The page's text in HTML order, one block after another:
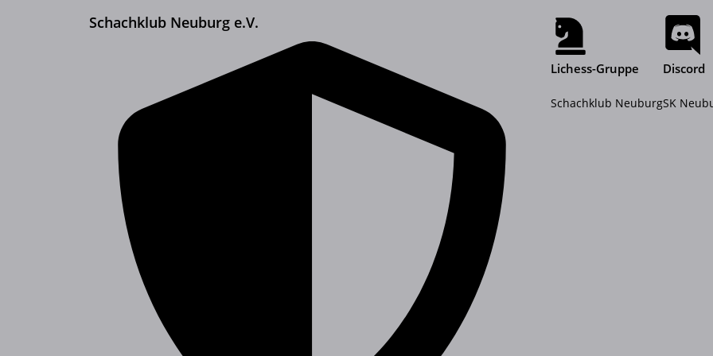
Schachklub Neuburg e.V.
Lichess-Gruppe
Schachklub Neuburg
Discord
SK